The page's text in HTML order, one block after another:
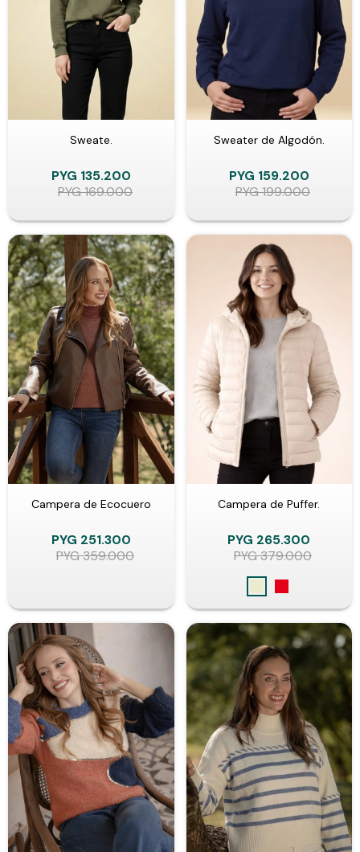
Sweate.
PYG 135.200
PYG169.000
Sweater de Algodón.
PYG 159.200
PYG199.000
Campera de Ecocuero
PYG 251.300
PYG359.000
Campera de Puffer.
PYG 265.300
PYG379.000